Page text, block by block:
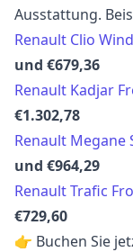
Ausstattung.
Renault Clio
und €679,36
Renault Kadjar
€1.302,78
Renault Megane
und €964,29
Renault Trafic
€729,60
👉 Buchen Sie